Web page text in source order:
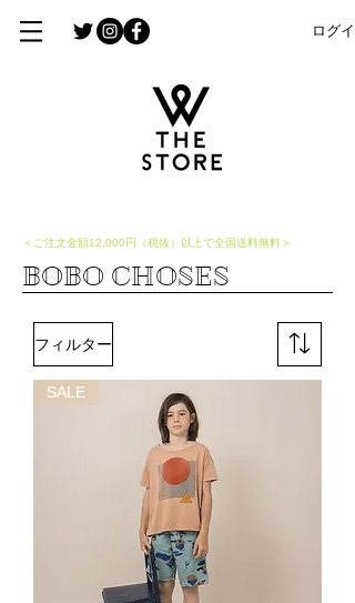
ログイ
​＜ご注文金額12,000円（税抜）以上で全国送料無料＞
​BOBO CHOSES
フィルター
SALE